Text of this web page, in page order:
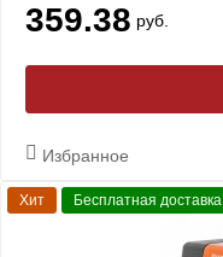
359.38 руб.
Избранное
Хит Бесплатная доставка